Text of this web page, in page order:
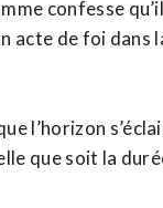
confesse qu’il
acte de foi dans
l’horizon
que soit la